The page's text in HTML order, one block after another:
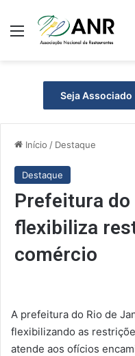
Menu
Seja Associado
Início / Destaque
Destaque
Prefeitura do
flexibiliza
comércio
A prefeitura do Rio de
flexibilizando as
atende aos ofícios